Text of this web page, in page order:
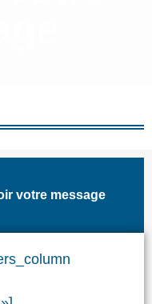
votre message